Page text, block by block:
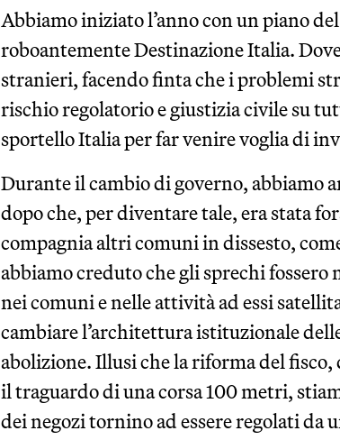
Abbiamo iniziato l’anno con un piano
roboantemente Destinazione Italia.
stranieri, facendo finta che i problemi
rischio regolatorio e giustizia civile su
sportello Italia per far venire voglia di
Durante il cambio di governo, abbiamo
dopo che, per diventare tale, era stata
compagnia altri comuni in dissesto,
abbiamo creduto che gli sprechi
nei comuni e nelle attività ad essi
cambiare l’architettura istituzionale
abolizione. Illusi che la riforma del
il traguardo di una corsa 100 metri,
dei negozi tornino ad essere regolati da